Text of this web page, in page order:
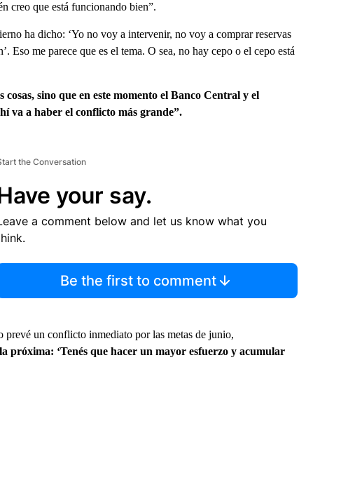
creo que está funcionando bien”.
ha dicho: ‘Yo no voy a intervenir, no voy a comprar reservas
Eso me parece que es el tema. O sea, no hay cepo o el cepo está
cosas, sino que en este momento el Banco Central y el
va a haber el conflicto más grande”.
the Conversation
your say.
a comment below and let us know what you
Be the first to comment
un conflicto inmediato por las metas de junio,
próxima: ‘Tenés que hacer un mayor esfuerzo y acumular